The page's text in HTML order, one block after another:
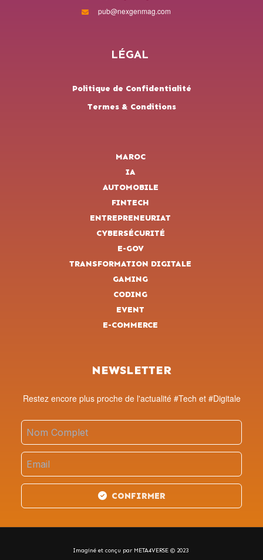
pub@nexgenmag.com
LÉGAL
Politique de Confidentialité
Termes & Conditions
MAROC
IA
AUTOMOBILE
FINTECH
ENTREPRENEURIAT
CYBERSÉCURITÉ
E-GOV
TRANSFORMATION DIGITALE
GAMING
CODING
EVENT
E-COMMERCE
NEWSLETTER
Restez encore plus proche de l'actualité #Tech et #Digitale
CONFIRMER
Imaginé et conçu par META4VERSE © 2023